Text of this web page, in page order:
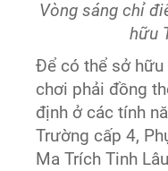
Vòng sáng chỉ
hữu
Để có thể sở hữu
chơi phải đồng
định ở các tính
Trường cấp 4,
Ma Trích Tinh